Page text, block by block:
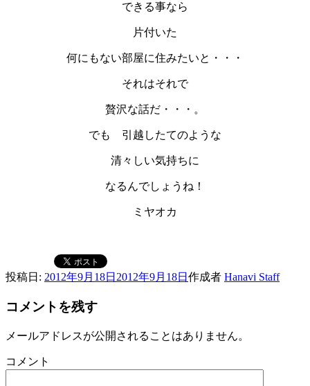
できる事なら
片付いた
何にもない部屋に住みたいと・・・
それはそれで
贅沢な話だ・・・。
でも 引越したてのような
清々しい気持ちに
なるんでしょうね！
ミヤオカ
投稿日: 2012年9月18日 2012年9月18日 作成者 Hanavi Staff
コメントを残す
メールアドレスが公開されることはありません。
コメント